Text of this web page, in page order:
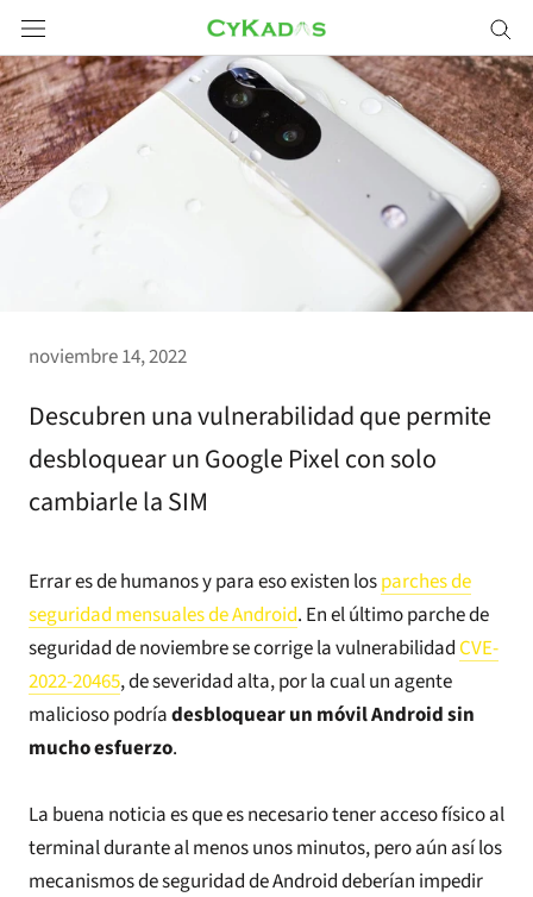
Saltar
a
contenido
noviembre 14, 2022
Descubren una vulnerabilidad que permite
desbloquear un Google Pixel con solo
cambiarle la SIM
Errar es de humanos y para eso existen losparches de
seguridad mensuales de Android. En el último parche de
seguridad de noviembre se corrige la vulnerabilidad CVE-
2022-20465, de severidad alta, por la cual un agente
malicioso podríadesbloquear un móvil Android sin
mucho esfuerzo.
La buena noticia es que es necesario tener acceso físico al
terminal durante al menos unos minutos, pero aún así los
mecanismos de seguridad de Android deberían impedir